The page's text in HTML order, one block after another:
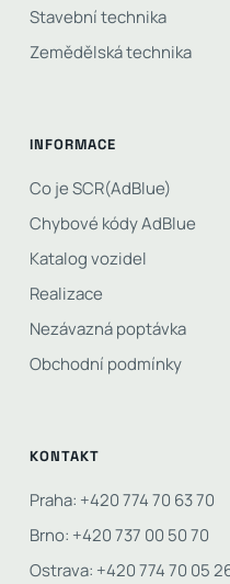
Stavební technika
Zemědělská technika
INFORMACE
Co je SCR(AdBlue)
Chybové kódy AdBlue
Katalog vozidel
Realizace
Nezávazná poptávka
Obchodní podmínky
KONTAKT
Praha: +420 774 70 63 70
Brno: +420 737 00 50 70
Ostrava: +420 774 70 05